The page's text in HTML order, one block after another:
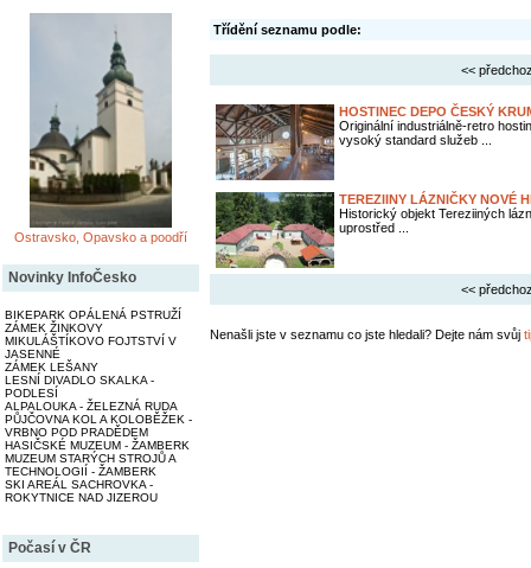
Ostravsko, Opavsko a poodří
Novinky InfoČesko
BIKEPARK OPÁLENÁ PSTRUŽÍ
ZÁMEK ŽINKOVY
MIKULÁŠTÍKOVO FOJTSTVÍ V
JASENNÉ
ZÁMEK LEŠANY
LESNÍ DIVADLO SKALKA -
PODLESÍ
ALPALOUKA - ŽELEZNÁ RUDA
PŮJČOVNA KOL A KOLOBĚŽEK -
VRBNO POD PRADĚDEM
HASIČSKÉ MUZEUM - ŽAMBERK
MUZEUM STARÝCH STROJŮ A
TECHNOLOGIÍ - ŽAMBERK
SKI AREÁL SACHROVKA -
ROKYTNICE NAD JIZEROU
Počasí v ČR
Třídění seznamu podle:
<<
HOSTINEC DEPO ČESKÝ
Originální industriálně-retro
vysoký standard služeb ...
TEREZIINY LÁZNIČKY NOVÉ
Historický objekt Tereziiných
uprostřed ...
<<
Nenašli jste v seznamu co jste hledali? Dejte nám svůj